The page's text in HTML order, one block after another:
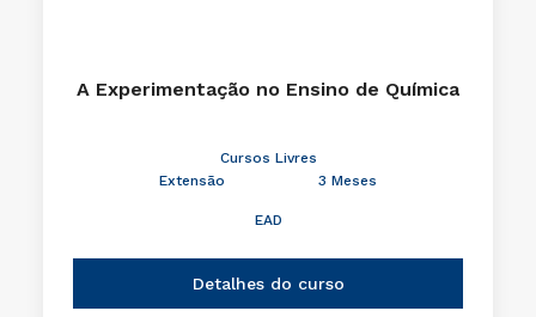
A Experimentação no Ensino de Química
Cursos Livres
Extensão
3 Meses
EAD
Detalhes do curso